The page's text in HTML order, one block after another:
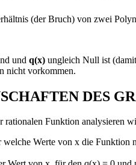
(der Bruch) von zwei
und q(x) ungleich Null ist
nicht vorkommen.
DES
rationalen Funktion analysieren
welche Werte von x die Funktion